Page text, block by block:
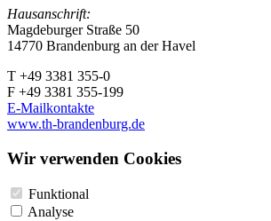
Hausanschrift:
Magdeburger Straße 50
14770 Brandenburg an der Havel
T +49 3381 355-0
F +49 3381 355-199
E-Mailkontakte
www.th-brandenburg.de
Wir verwenden Cookies
Funktional
Analyse